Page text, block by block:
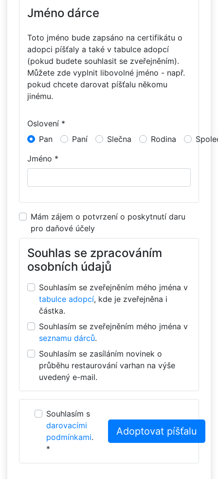
Jméno dárce
Toto jméno bude zapsáno na certifikátu o
adopci píšťaly a také v tabulce adopcí
(pokud budete souhlasit se zveřejněním).
Můžete zde vyplnit libovolné jméno - např.
pokud chcete darovat píšťalu někomu
jinému.
Oslovení *
Pan
Paní Slečna Rodina
Jméno *
Mám zájem o potvrzení o poskytnutí daru
pro daňové účely
Souhlas se zpracováním
osobních údajů
Souhlasím se zveřejněním mého jména v
tabulce adopcí, kde je zveřejněna i
částka.
Souhlasím se zveřejněním mého jména v
seznamu dárců.
Souhlasím se zasíláním novinek o
průběhu restaurování varhan na výše
uvedený e-mail.
Souhlasím s
darovacími
podmínkami.
*